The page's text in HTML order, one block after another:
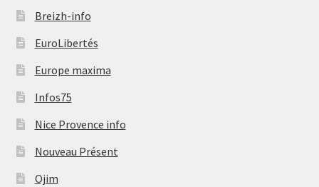
Breizh-info
EuroLibertés
Europe maxima
Infos75
Nice Provence info
Nouveau Présent
Ojim